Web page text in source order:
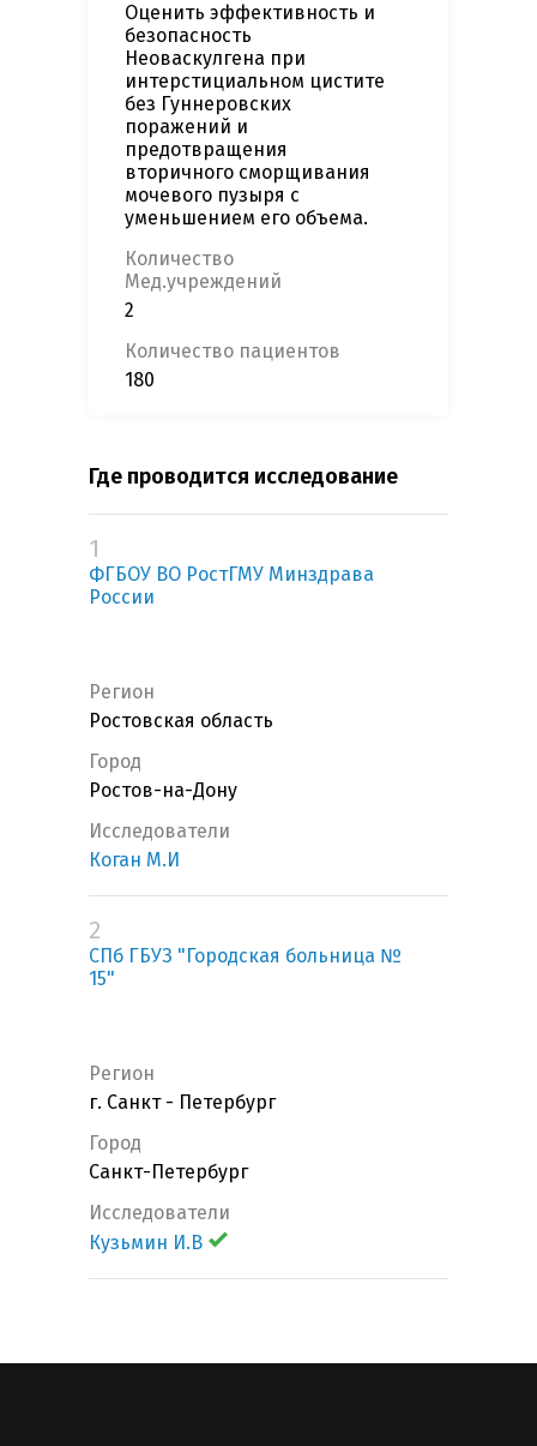
Оценить эффективность и
безопасность
Неоваскулгена при
интерстициальном цистите
без Гуннеровских
поражений и
предотвращения
вторичного сморщивания
мочевого пузыря с
уменьшением его объема.
Количество
Мед.учреждений
2
Количество пациентов
180
Где проводится исследование
1
ФГБОУ ВО РостГМУ Минздрава
России
Регион
Ростовская область
Город
Ростов-на-Дону
Исследователи
Коган М.И
2
СПб ГБУЗ "Городская больница №
15"
Регион
г. Санкт - Петербург
Город
Санкт-Петербург
Исследователи
Кузьмин И.В